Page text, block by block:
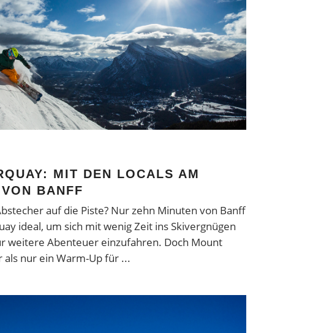
MIT DEN LOCALS AM
BANFF
auf die Piste? Nur zehn Minuten von Banff
ideal, um sich mit wenig Zeit ins Skivergnügen
weitere Abenteuer einzufahren. Doch Mount
nur ein Warm-Up für